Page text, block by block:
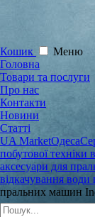
Кошик
Меню
Головна
Товари та послуги
Про нас
Контакти
Новини
Статті
UA MarketОдеса
побутової техніки
аксесуари для
відкачування
пральних машин